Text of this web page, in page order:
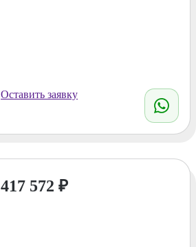
Оставить заявку
417 572 ₽